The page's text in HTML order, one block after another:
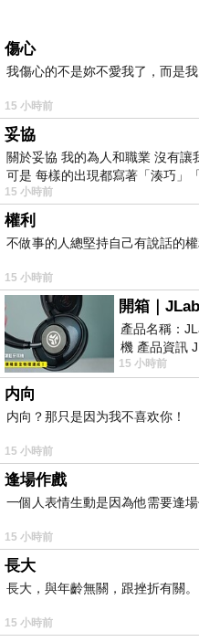
傷心
我傷心的不是妳不愛我了，而是我
15 小時前
妥協
關於妥協 我的為人和職業 沒有
可是 每樣的出現都寫著「湊巧」
15 小時前
權利
不做事的人總堅持自己有說話的權
15 小時前
產品名稱：
機 產品資訊
耳機評語：非
15 小時前
内向
内向？那只是因为我不喜欢你！
15 小時前
逢場作戲
一個人表情生動是因為他需要逢場
15 小時前
長大
長大，與年齡無關，跟挫折有關。
15 小時前